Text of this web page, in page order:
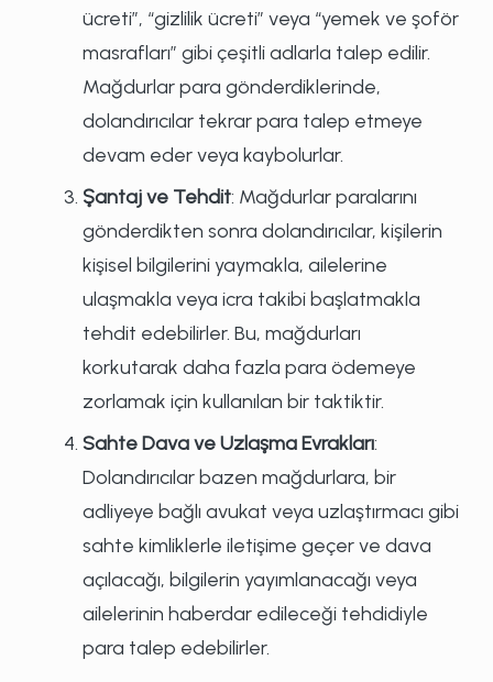
ücreti”, “gizlilik ücreti” veya “yemek ve şoför
masrafları” gibi çeşitli adlarla talep edilir.
Mağdurlar para gönderdiklerinde,
dolandırıcılar tekrar para talep etmeye
devam eder veya kaybolurlar.
Şantaj ve Tehdit: Mağdurlar paralarını
gönderdikten sonra dolandırıcılar, kişilerin
kişisel bilgilerini yaymakla, ailelerine
ulaşmakla veya icra takibi başlatmakla
tehdit edebilirler. Bu, mağdurları
korkutarak daha fazla para ödemeye
zorlamak için kullanılan bir taktiktir.
Sahte Dava ve Uzlaşma Evrakları:
Dolandırıcılar bazen mağdurlara, bir
adliyeye bağlı avukat veya uzlaştırmacı gibi
sahte kimliklerle iletişime geçer ve dava
açılacağı, bilgilerin yayımlanacağı veya
ailelerinin haberdar edileceği tehdidiyle
para talep edebilirler.